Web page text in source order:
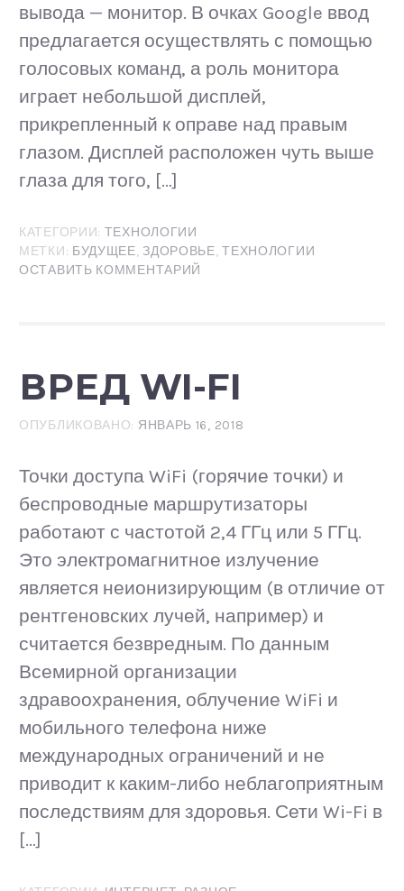
вывода — монитор. В очках Google ввод
предлагается осуществлять с помощью
голосовых команд, а роль монитора
играет небольшой дисплей,
прикрепленный к оправе над правым
глазом. Дисплей расположен чуть выше
глаза для того, […]
КАТЕГОРИИ: ТЕХНОЛОГИИ
МЕТКИ: БУДУЩЕЕ, ЗДОРОВЬЕ,ТЕХНОЛОГИИ
ОСТАВИТЬ КОММЕНТАРИЙ
ВРЕД WI-FI
ОПУБЛИКОВАНО: ЯНВАРЬ 16, 2018
Точки доступа WiFi (горячие точки) и
беспроводные маршрутизаторы
работают с частотой 2,4 ГГц или 5 ГГц.
Это электромагнитное излучение
является неионизирующим (в отличие от
рентгеновских лучей, например) и
считается безвредным. По данным
Всемирной организации
здравоохранения, облучение WiFi и
мобильного телефона ниже
международных ограничений и не
приводит к каким-либо неблагоприятным
последствиям для здоровья. Сети Wi-Fi в
[…]